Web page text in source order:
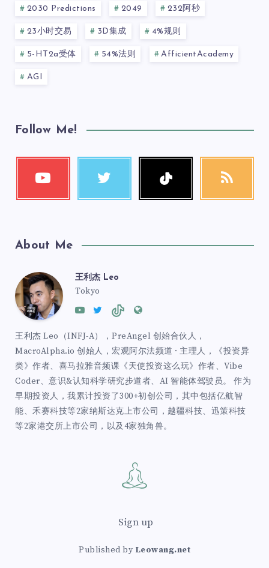
2030 Predictions 2049 232阿秒
23小时交易 3D集成 4%规则
5-HT2a受体 54%法则 AfficientAcademy
AGI
Follow Me!
About Me
王利杰 Leo
Tokyo
王利杰 Leo（INFJ-A），PreAngel 创始合伙人，
MacroAlpha.io 创始人，宏观阿尔法频道 · 主理人，《投资异
类》作者、喜马拉雅音频课《天使投资这么玩》作者、Vibe
Coder、意识&认知科学研究步道者、AI 智能体驾驶员。 作为
早期投资人，我累计投资了300+初创公司，其中包括亿航智
能、禾赛科技等2家纳斯达克上市公司，越疆科技、迅策科技
等2家港交所上市公司，以及4家独角兽。
Sign up
Published by Leowang.net